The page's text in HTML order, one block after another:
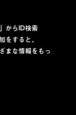
からID検索
をすると、
まな情報をもっ